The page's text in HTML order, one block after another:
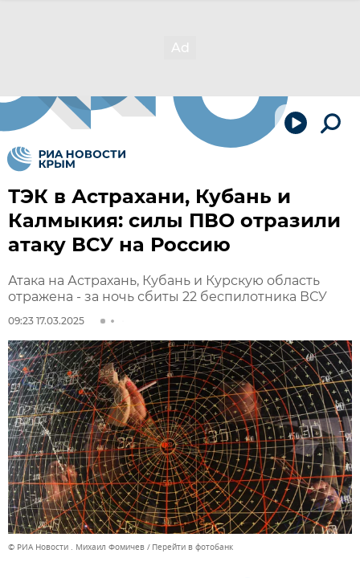
ТЭК в Астрахани, Кубань и
Калмыкия: силы ПВО отразили
атаку ВСУ на Россию
Атака на Астрахань, Кубань и Курскую область
отражена - за ночь сбиты 22 беспилотника ВСУ
09:23 17.03.2025
© РИА Новости . Михаил Фомичев Перейти в фотобанк